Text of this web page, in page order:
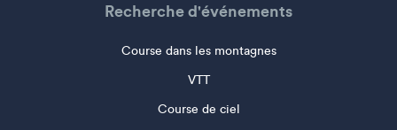
Recherche d'événements
Course dans les montagnes
VTT
Course de ciel